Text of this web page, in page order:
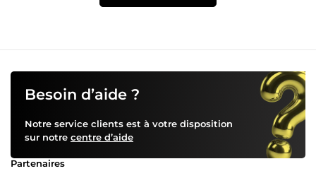
Besoin d’aide ?
Notre service clients est à votre disposition
sur notre centre d’aide
Partenaires